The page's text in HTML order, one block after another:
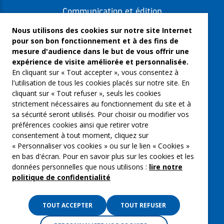
Communication et édition
Freelances et artistes-auteurs
Musique et spectacles
Qui sommes-nous ?
Groupe Emargence
C’moi le chef
Actualités
Contactez nous
Mentions légales
Gestion des cookies
Nous utilisons des cookies sur notre site Internet
pour son bon fonctionnement et à des fins de
mesure d'audience dans le but de vous offrir une
expérience de visite améliorée et personnalisée.
En cliquant sur « Tout accepter », vous consentez à
l'utilisation de tous les cookies placés sur notre site. En
cliquant sur « Tout refuser », seuls les cookies
strictement nécessaires au fonctionnement du site et à
sa sécurité seront utilisés. Pour choisir ou modifier vos
préférences cookies ainsi que retirer votre
consentement à tout moment, cliquez sur
« Personnaliser vos cookies » ou sur le lien « Cookies »
en bas d'écran. Pour en savoir plus sur les cookies et les
données personnelles que nous utilisons : lire notre
politique de confidentialité
TOUT ACCEPTER TOUT REFUSER